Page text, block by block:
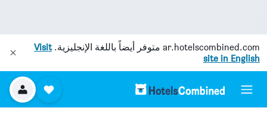
ar.hotelscombined.com متوفر أيضاً باللغة الإنجليزية.Visit
site in English